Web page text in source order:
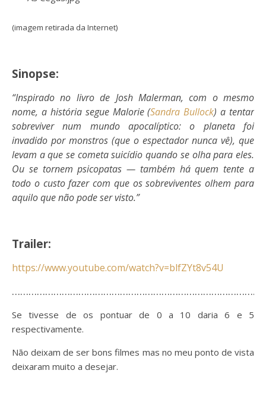
(imagem retirada da Internet)
Sinopse:
“Inspirado no livro de Josh Malerman, com o mesmo
nome, a história segue Malorie (Sandra Bullock) a tentar
sobreviver num mundo apocalíptico: o planeta foi
invadido por monstros (que o espectador nunca vê), que
levam a que se cometa suicídio quando se olha para eles.
Ou se tornem psicopatas — também há quem tente a
todo o custo fazer com que os sobreviventes olhem para
aquilo que não pode ser visto.”
Trailer:
https://www.youtube.com/watch?v=blfZYt8v54U
Se tivesse de os pontuar de 0 a 10 daria 6 e 5
respectivamente.
Não deixam de ser bons filmes mas no meu ponto de vista
deixaram muito a desejar.